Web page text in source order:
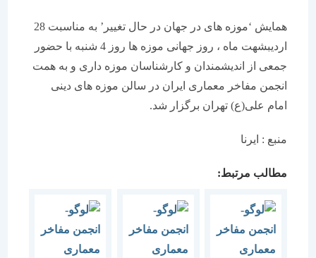
همایش ‘موزه های در جهان در حال تغییر’ به مناسبت 28
اردیبشهت ماه ، روز جهانی موزه ها روز 4 شنبه با حضور
جمعی از اندیشمندان و كارشناسان موزه داری و به همت
انجمن مفاخر معماری ایران در سالن موزه های دینی
امام علی(ع) تهران برگزار شد.
منبع : ایرنا
مطالب مرتبط: